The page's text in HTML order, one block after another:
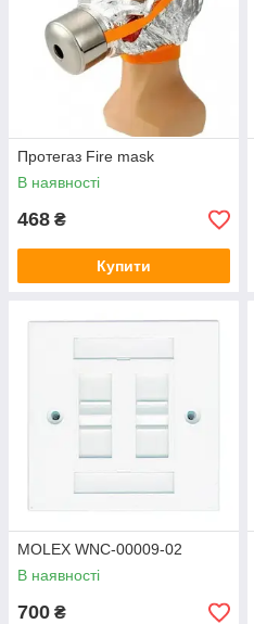
Протегаз Fire mask
В наявності
468 ₴
Купити
MOLEX WNC-00009-02
В наявності
700 ₴